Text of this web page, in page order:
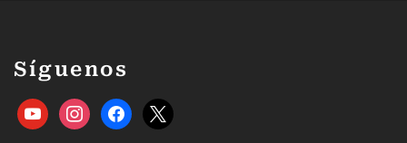
Síguenos